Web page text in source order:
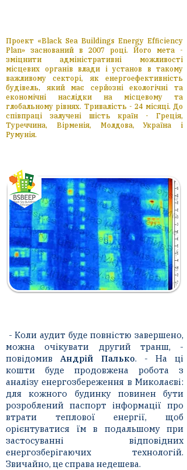
Проект «Black Sea Buildings Energy Efficiency
Plan» заснований в 2007 році. Його мета -
зміцнити адміністративні можливості
місцевих органів влади і установ в такому
важливому секторі, як енергоефективність
будівель, який має серйозні екологічні та
економічні наслідки на місцевому та
глобальному рівнях. Тривалість - 24 місяці. До
співпраці залучені шість країн - Греція,
Туреччина, Вірменія, Молдова, Україна і
Румунія.
- Коли аудит буде повністю завершено,
можна очікувати другий транш, -
повідомив Андрій Палько. - На ці
кошти буде продовжена робота з
аналізу енергозбереження в Миколаєві:
для кожного будинку повинен бути
розроблений паспорт інформації про
втрати теплової енергії, щоб
орієнтуватися їм в подальшому при
застосуванні відповідних
енергозберігаючих технологій.
Звичайно, це справа недешева.